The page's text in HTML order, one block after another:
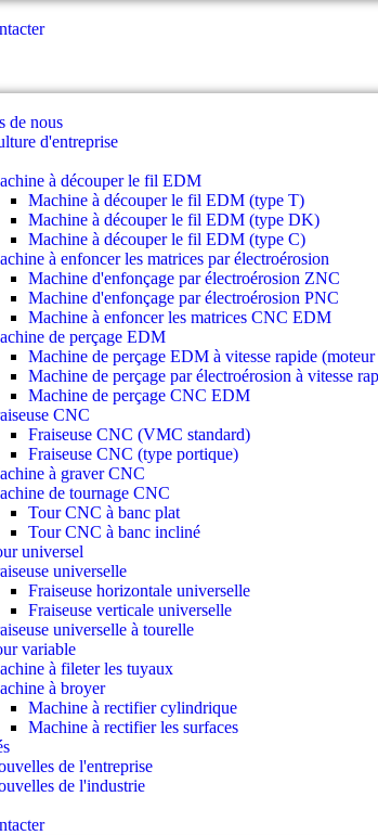
de nous
d'entreprise
à découper le fil EDM
Machine à découper le fil EDM (type T)
Machine à découper le fil EDM (type DK)
Machine à découper le fil EDM (type C)
à enfoncer les matrices par électroérosion
Machine d'enfonçage par électroérosion ZNC
Machine d'enfonçage par électroérosion PNC
Machine à enfoncer les matrices CNC EDM
de perçage EDM
Machine de perçage EDM à vitesse rapide (moteur
Machine de perçage par électroérosion à vitesse
Machine de perçage CNC EDM
CNC
Fraiseuse CNC (VMC standard)
Fraiseuse CNC (type portique)
à graver CNC
de tournage CNC
Tour CNC à banc plat
Tour CNC à banc incliné
universel
universelle
Fraiseuse horizontale universelle
Fraiseuse verticale universelle
universelle à tourelle
variable
à fileter les tuyaux
à broyer
Machine à rectifier cylindrique
Machine à rectifier les surfaces
de l'entreprise
de l'industrie